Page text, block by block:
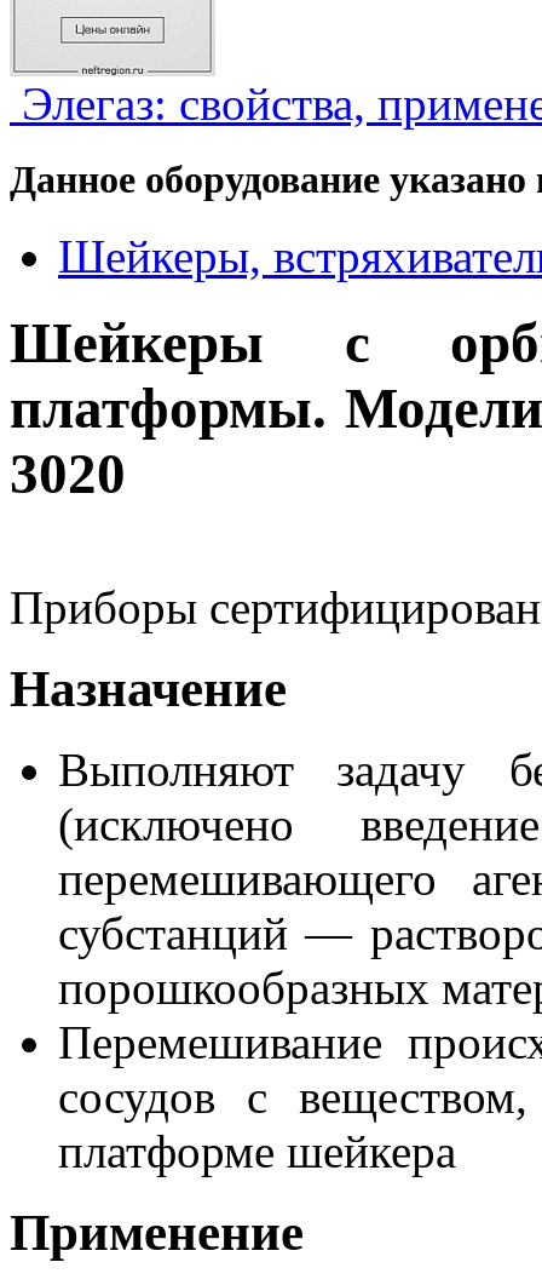
Элегаз: свойства,
Данное оборудование
Шейкеры,
Шейкеры с
платформы. Модели
3020
Приборы
Назначение
Выполняют задачу
(исключено
перемешивающего
субстанций —
порошкообразных
Перемешивание
сосудов с
платформе шейкера
Применение